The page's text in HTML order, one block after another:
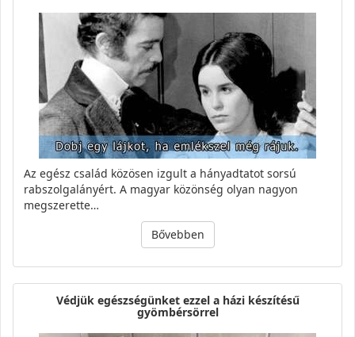
Az egész család közösen izgult a hányadtatot sorsú
rabszolgalányért. A magyar közönség olyan nagyon
megszerette…
Bővebben
Védjük egészségünket ezzel a házi készítésű
gyömbérsörrel